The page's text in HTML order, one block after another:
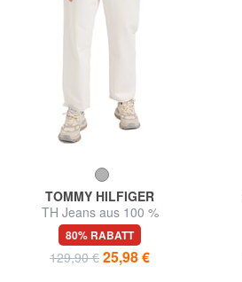
TOMMY HILFIGER
TH Jeans aus 100 %
Baumwolle
80% RABATT
129,90 € 25,98 €